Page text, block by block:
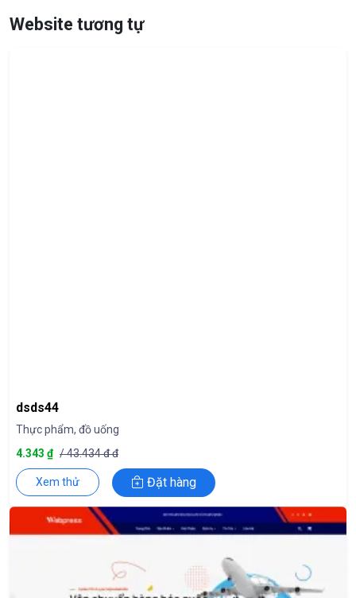
Website tương tự
dsds44
Thực phẩm, đồ uống
4.343 ₫ / 43.434 đ đ
Xem thử Đặt hàng